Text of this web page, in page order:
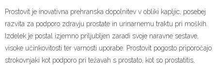
Prostovit je inovativna prehranska dopolnitev v obliki kapljic, posebej
razvita za podporo zdravju prostate in urinarnemu traktu pri moških.
Izdelek je postal izjemno priljubljen zaradi svoje naravne sestave,
visoke učinkovitosti ter varnosti uporabe. Prostovit pogosto priporočajo
strokovnjaki kot podporo pri težavah s prostato, kot so prostatitis,